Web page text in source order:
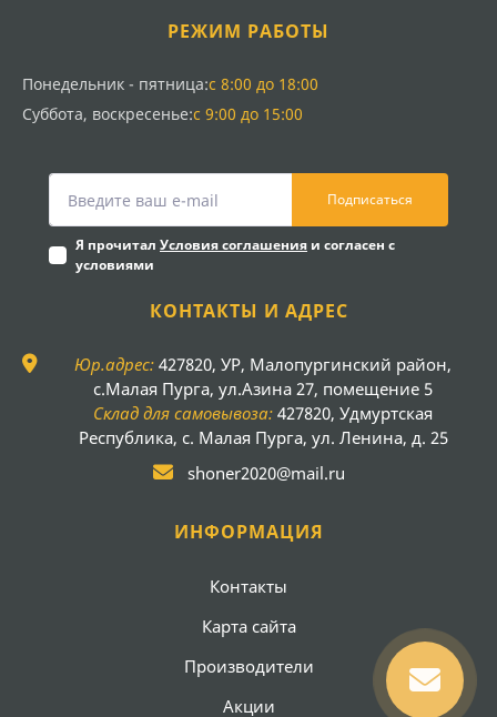
РЕЖИМ РАБОТЫ
Понедельник - пятница:с 8:00 до 18:00
Суббота, воскресенье:с 9:00 до 15:00
Подписаться
Я прочитал Условия соглашения и согласен с
условиями
КОНТАКТЫ И АДРЕС
Юр.адрес: 427820, УР, Малопургинский район,
с.Малая Пурга, ул.Азина 27, помещение 5
Склад для самовывоза: 427820, Удмуртская
Республика, с. Малая Пурга, ул. Ленина, д. 25
shoner2020@mail.ru
ИНФОРМАЦИЯ
Контакты
Карта сайта
Производители
Акции